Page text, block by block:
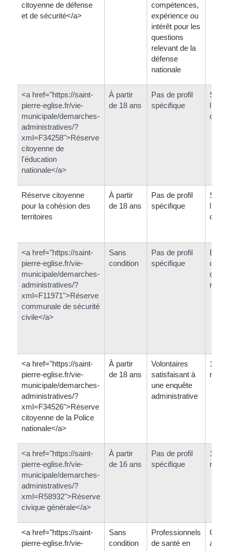
citoyenne de défense
et de sécurité</a>
compétences,
expérience ou
intérêt pour les
questions
relevant de la
défense
nationale
<a href="https://saint-
pierre-eglise.fr/vie-
municipale/demarches-
administratives/?
xml=F34258">Réserve
citoyenne de
l'éducation
nationale</a>
À partir
de 18 ans
Pas de profil
spécifique
Sans
durée
Réserve citoyenne
pour la cohésion des
territoires
À partir
de 18 ans
Pas de profil
spécifique
Sans
durée
<a href="https://saint-
pierre-eglise.fr/vie-
municipale/demarches-
administratives/?
xml=F11971">Réserve
communale de sécurité
civile</a>
Sans
condition
Pas de profil
spécifique
de 1
<a href="https://saint-
pierre-eglise.fr/vie-
municipale/demarches-
administratives/?
xml=F34526">Réserve
citoyenne de la Police
nationale</a>
À partir
de 18 ans
Volontaires
satisfaisant à
une enquête
administrative
1 an
<a href="https://saint-
pierre-eglise.fr/vie-
municipale/demarches-
administratives/?
xml=R58932">Réserve
civique générale</a>
À partir
de 16 ans
Pas de profil
spécifique
1 an
<a href="https://saint-
pierre-eglise.fr/vie-
Sans
condition
Professionnels
de santé en
ans,